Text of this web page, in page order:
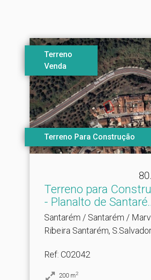
Terreno
Venda
Terreno Para Construção
Terreno para
- Planalto de
Santarém / Santarém /
Ribeira Santarém,
Ref: C02042
200 m2